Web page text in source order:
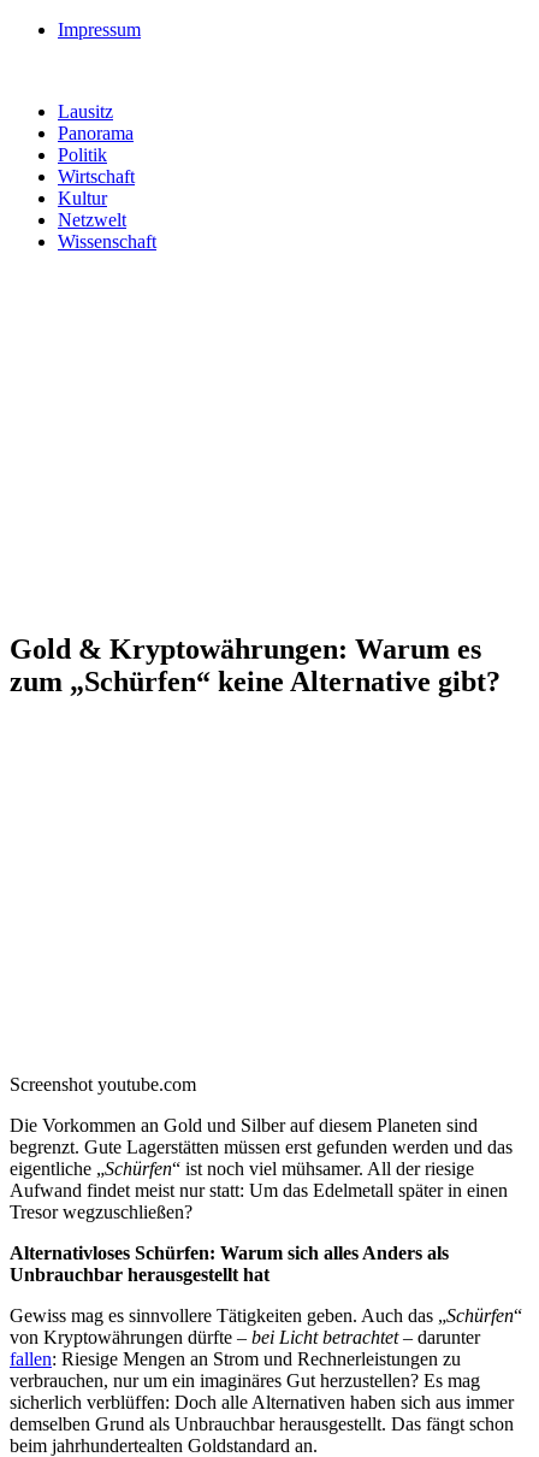
Impressum
Lausitz
Panorama
Politik
Wirtschaft
Kultur
Netzwelt
Wissenschaft
Gold & Kryptowährungen: Warum es
zum „Schürfen“ keine Alternative gibt?
Screenshot youtube.com
Die Vorkommen an Gold und Silber auf diesem Planeten sind
begrenzt. Gute Lagerstätten müssen erst gefunden werden und das
eigentliche „Schürfen“ ist noch viel mühsamer. All der riesige
Aufwand findet meist nur statt: Um das Edelmetall später in einen
Tresor wegzuschließen?
Alternativloses Schürfen: Warum sich alles Anders als
Unbrauchbar herausgestellt hat
Gewiss mag es sinnvollere Tätigkeiten geben. Auch das „Schürfen“
von Kryptowährungen dürfte – bei Licht betrachtet– darunter
fallen: Riesige Mengen an Strom und Rechnerleistungen zu
verbrauchen, nur um ein imaginäres Gut herzustellen? Es mag
sicherlich verblüffen: Doch alle Alternativen haben sich aus immer
demselben Grund als Unbrauchbar herausgestellt. Das fängt schon
beim jahrhundertealten Goldstandard an.